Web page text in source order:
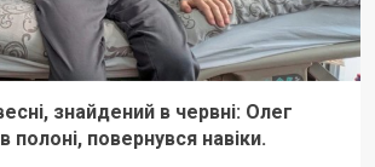
знайдений в червні: Олег
полоні, повернувся навіки.